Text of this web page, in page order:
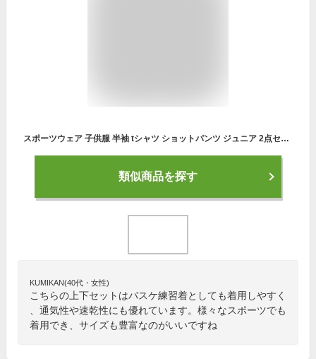
スポーツウェア 子供服 半袖 tシャツ ショットパンツ ジュニア 2点セット 男の子 女の子 バスケ ユニフォーム 練習着 上下セット サッカー 男女兼用 通気性 カジュアル 普段着 バスケットボールユニフォーム 運動?スポーツ 散歩 バスケットボールスポーツウェア 100-160cm
類似商品を探す
KUMIKAN(40代・女性)
こちらの上下セットはバスケ練習着としても着用しやすく
、通気性や速乾性にも優れています。様々なスポーツでも
着用でき、サイズも豊富なのがいいですね